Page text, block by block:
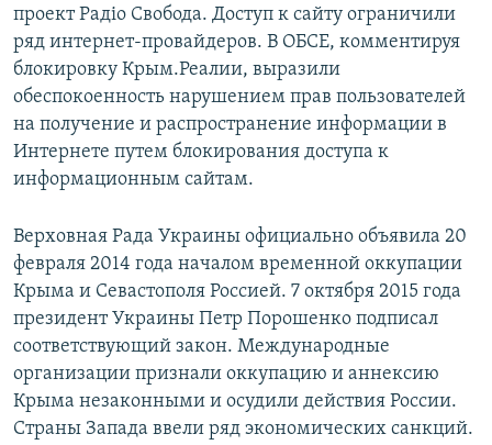
проект Радiо Свобода. Доступ к сайту ограничили
ряд интернет-провайдеров. В ОБСЕ, комментируя
блокировку Крым.Реалии, выразили
обеспокоенность нарушением прав пользователей
на получение и распространение информации в
Интернете путем блокирования доступа к
информационным сайтам.
Верховная Рада Украины официально объявила 20
февраля 2014 года началом временной оккупации
Крыма и Севастополя Россией. 7 октября 2015 года
президент Украины Петр Порошенко подписал
соответствующий закон. Международные
организации признали оккупацию и аннексию
Крыма незаконными и осудили действия России.
Страны Запада ввели ряд экономических санкций.